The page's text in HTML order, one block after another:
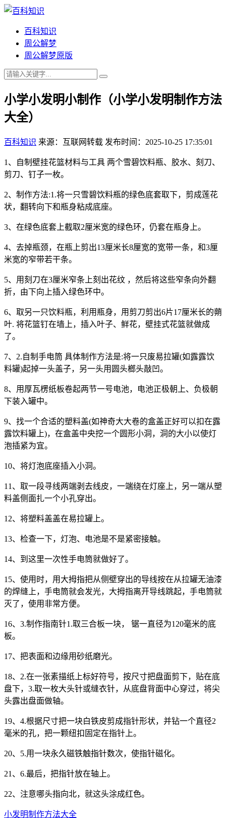
百科知识
周公解梦
周公解梦原版
小学小发明小制作（小学小发明制作方法
大全）
百科知识 来源：互联网转载 发布时间：2025-10-25 17:35:01
1、自制壁挂花篮材料与工具 两个雪碧饮料瓶、胶水、刻刀、
剪刀、钉子一枚。
2、制作方法:1.将一只雪碧饮料瓶的绿色底套取下，剪成莲花
状，翻转向下和瓶身粘成底座。
3、在绿色底套上截取2厘米宽的绿色环，仍套在瓶身上。
4、去掉瓶颈，在瓶上剪出13厘米长8厘宽的宽带一条，和3厘
米宽的窄带若干条。
5、用刻刀在3厘米窄条上刻出花纹 ，然后将这些窄条向外翻
折，由下向上插入绿色环中。
6、取另一只饮料瓶，利用瓶身，用剪刀剪出6片17厘米长的蒴
叶. 将花篮钉在墙上，插入叶子、鲜花，壁挂式花篮就做成
了。
7、2.自制手电筒 具体制作方法是:将一只废易拉罐(如露露饮
料罐)起掉一头盖子，另一头用圆头榔头敲凹。
8、用厚瓦楞纸板卷起两节一号电池，电池正极朝上、负极朝
下装入罐中。
9、找一个合适的塑料盖(如神奇大大卷的盒盖正好可以扣在露
露饮料罐上)，在盒盖中央挖一个圆形小洞，洞的大小以使灯
泡插紧为宜。
10、将灯泡底座插入小洞。
11、取一段寻线两端剥去线皮，一端绕在灯座上，另一端从塑
料盖侧面扎一个小孔穿出。
12、将塑料盖盖在易拉罐上。
13、检查一下，灯泡、电池是不是紧密接触。
14、到这里一次性手电筒就做好了。
15、使用时，用大拇指把从侧壁穿出的导线按在从拉罐无油漆
的焊缝上，手电筒就会发光，大拇指离开导线跳起，手电筒就
灭了，使用非常方便。
16、3.制作指南针1.取三合板一块， 锯一直径为120毫米的底
板。
17、把表面和边缘用砂纸磨光。
18、2.在一张素描纸上标好符号，按尺寸把盘面剪下，贴在底
盘下，3.取一枚大头针或缝衣针，从底盘背面中心穿过，将尖
头露出盘面做轴。
19、4.根据尺寸把一块白铁皮剪成指针形状，并钻一个直径2
毫米的孔，把一颗纽扣固定在指针上。
20、5.用一块永久磁铁触指针数次，使指针磁化。
21、6.最后，把指针放在轴上。
22、注意哪头指向北，就这头涂成红色。
小发明制作方法大全